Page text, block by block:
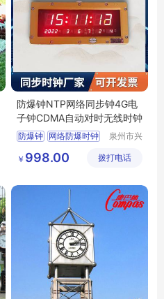
防爆钟NTP网络同步钟4G电
子钟CDMA自动对时无线时钟
防爆钟 网络防爆时钟
泉州市兴
科技有限
￥ 998.00 拨打电话